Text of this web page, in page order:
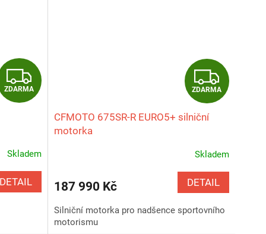
Z
D
R
M
A
ZDARMA
Skladem
DETAIL
Z
D
R
M
A
ZDARMA
CFMOTO 675SR-R EURO5+ silniční
motorka
produktu
je
5,0
z
5
Skladem
187 990 Kč DETAIL
Silniční motorka pro nadšence sportovního
motorismu